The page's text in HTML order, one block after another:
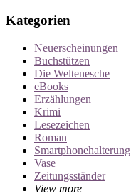
Kategorien
Neuerscheinungen
Buchstützen
Die Weltenesche
eBooks
Erzählungen
Krimi
Lesezeichen
Roman
Smartphonehalterung
Vase
Zeitungsständer
View more